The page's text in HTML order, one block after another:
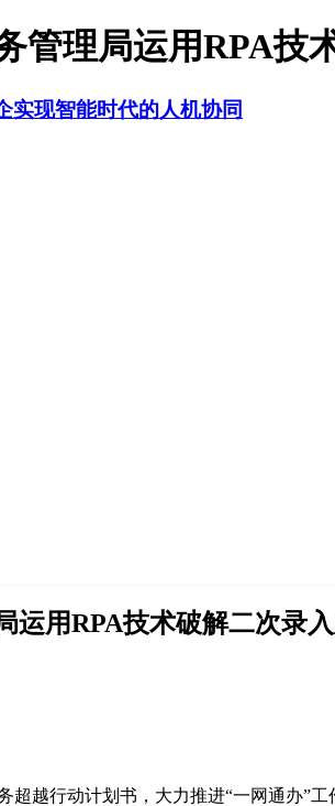
管理局运用RPA技
运用RPA技术破解二次录
越行动计划书，大力推进“一网通办”工